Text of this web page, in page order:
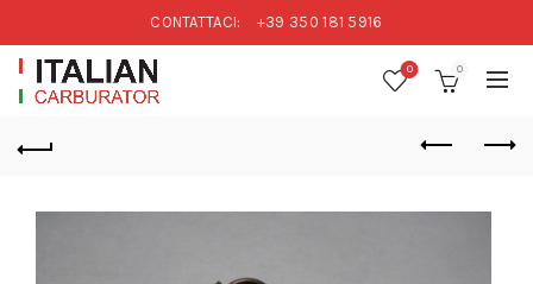
CONTATTACI: +39 350 181 5916
0 0